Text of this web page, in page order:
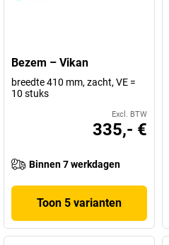
Bezem – Vikan
breedte 410 mm, zacht, VE =
10 stuks
Excl. BTW
335,- €
Binnen 7 werkdagen
Toon 5 varianten